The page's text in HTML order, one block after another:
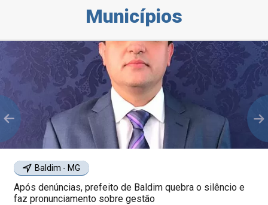
Municípios
Baldim - MG
Após denúncias, prefeito de Baldim quebra o silêncio e
faz pronunciamento sobre gestão